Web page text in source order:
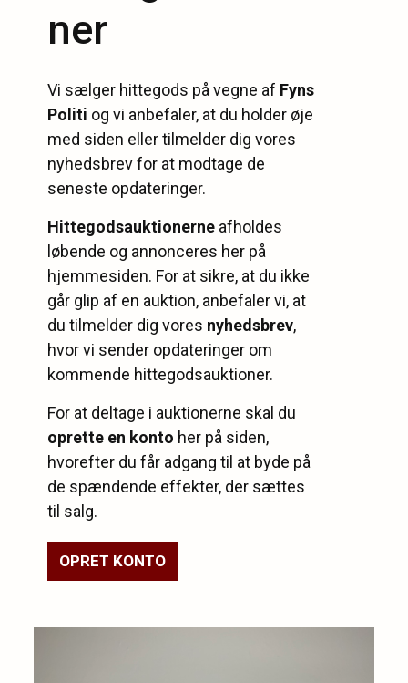
ner
Vi sælger hittegods på vegne af Fyns
Politi og vi anbefaler, at du holder øje
med siden eller tilmelder dig vores
nyhedsbrev for at modtage de
seneste opdateringer.
Hittegodsauktionerne afholdes
løbende og annonceres her på
hjemmesiden. For at sikre, at du ikke
går glip af en auktion, anbefaler vi, at
du tilmelder dig vores nyhedsbrev,
hvor vi sender opdateringer om
kommende hittegodsauktioner.
For at deltage i auktionerne skal du
oprette en konto her på siden,
hvorefter du får adgang til at byde på
de spændende effekter, der sættes
til salg.
OPRET KONTO